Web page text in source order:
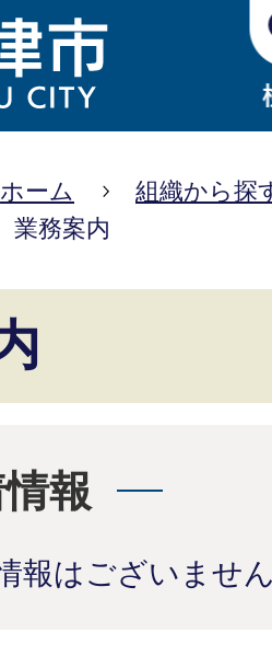
ホーム
組織から探
業務案内
報
報はございませ